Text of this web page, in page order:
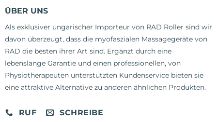
ÜBER UNS
Als exklusiver ungarischer Importeur von RAD Roller sind wir
davon überzeugt, dass die myofaszialen Massagegeräte von
RAD die besten ihrer Art sind. Ergänzt durch eine
lebenslange Garantie und einen professionellen, von
Physiotherapeuten unterstützten Kundenservice bieten sie
eine attraktive Alternative zu anderen ähnlichen Produkten.
RUF SCHREIBE